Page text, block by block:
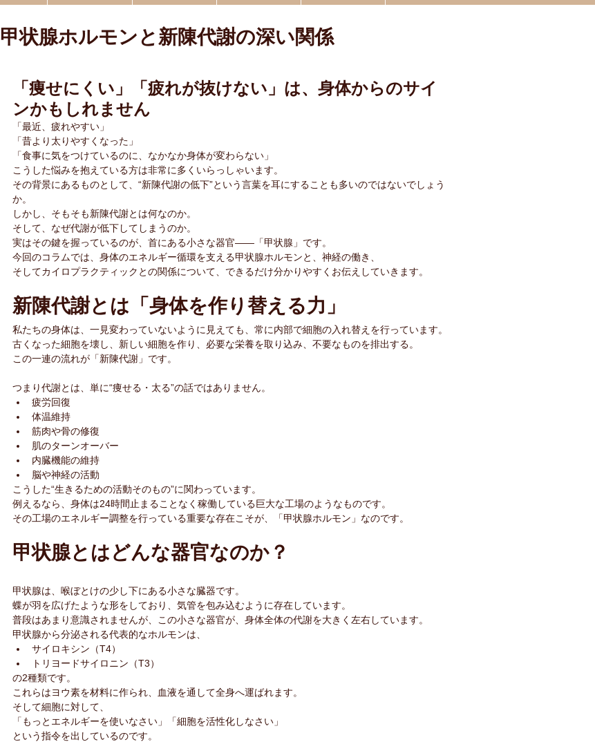
甲状腺ホルモンと新陳代謝の深い関係
「痩せにくい」「疲れが抜けない」は、身体からのサイ
ンかもしれません
「最近、疲れやすい」
「昔より太りやすくなった」
「食事に気をつけているのに、なかなか身体が変わらない」
こうした悩みを抱えている方は非常に多くいらっしゃいます。
その背景にあるものとして、“新陳代謝の低下”という言葉を耳にすることも多いのではないでしょう
か。
しかし、そもそも新陳代謝とは何なのか。
そして、なぜ代謝が低下してしまうのか。
実はその鍵を握っているのが、首にある小さな器官――「甲状腺」です。
今回のコラムでは、身体のエネルギー循環を支える甲状腺ホルモンと、神経の働き、
そしてカイロプラクティックとの関係について、できるだけ分かりやすくお伝えしていきます。
新陳代謝とは「身体を作り替える力」
私たちの身体は、一見変わっていないように見えても、常に内部で細胞の入れ替えを行っています。
古くなった細胞を壊し、新しい細胞を作り、必要な栄養を取り込み、不要なものを排出する。
この一連の流れが「新陳代謝」です。
つまり代謝とは、単に“痩せる・太る”の話ではありません。
疲労回復
体温維持
筋肉や骨の修復
肌のターンオーバー
内臓機能の維持
脳や神経の活動
こうした“生きるための活動そのもの”に関わっています。
例えるなら、身体は24時間止まることなく稼働している巨大な工場のようなものです。
その工場のエネルギー調整を行っている重要な存在こそが、「甲状腺ホルモン」なのです。
甲状腺とはどんな器官なのか？
甲状腺は、喉ぼとけの少し下にある小さな臓器です。
蝶が羽を広げたような形をしており、気管を包み込むように存在しています。
普段はあまり意識されませんが、この小さな器官が、身体全体の代謝を大きく左右しています。
甲状腺から分泌される代表的なホルモンは、
サイロキシン（T4）
トリヨードサイロニン（T3）
の2種類です。
これらはヨウ素を材料に作られ、血液を通して全身へ運ばれます。
そして細胞に対して、
「もっとエネルギーを使いなさい」「細胞を活性化しなさい」
という指令を出しているのです。